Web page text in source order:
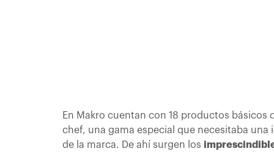
En Makro cuentan con 18 productos
chef, una gama especial que necesitaba
de la marca. De ahí surgen los